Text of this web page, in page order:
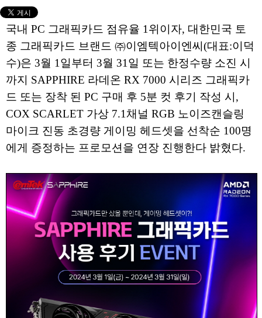
국내 PC 그래픽카드 점유율 1위이자, 대한민국 토
종 그래픽카드 브랜드 ㈜이엠텍아이엔씨(대표:이덕
수)은 3월 1일부터 3월 31일 또는 한정수량 소진 시
까지 SAPPHIRE 라데온 RX 7000 시리즈 그래픽카
드 또는 장착 된 PC 구매 후 5분 컷 후기 작성 시,
COX SCARLET 가상 7.1채널 RGB 노이즈캔슬링
마이크 진동 초경량 게이밍 헤드셋을 선착순 100명
에게 증정하는 프로모션을 연장 진행한다 밝혔다.